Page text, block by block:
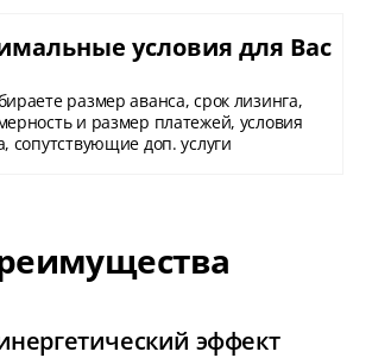
условия для Вас
размер аванса, срок лизинга,
и размер платежей, условия
сопутствующие доп. услуги
эффект